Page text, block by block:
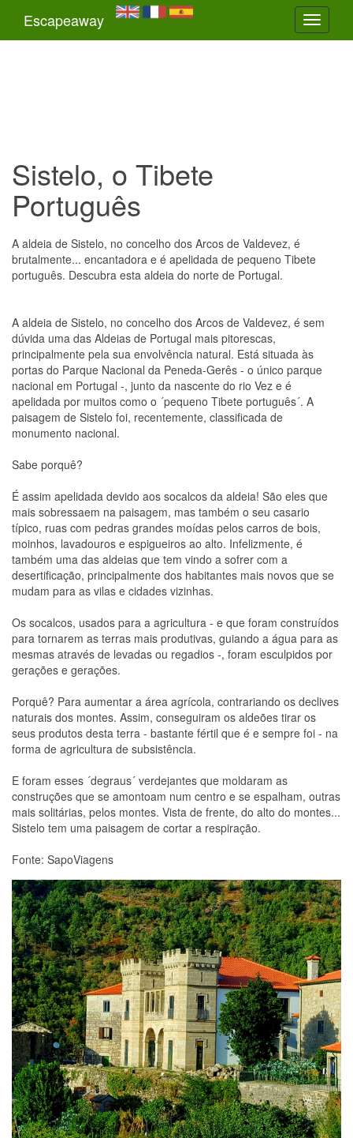
Toggle
Escapeaway
Sistelo, o Tibete
Português
A aldeia de Sistelo, no concelho dos Arcos de Valdevez, é
brutalmente... encantadora e é apelidada de pequeno Tibete
português. Descubra esta aldeia do norte de Portugal.
A aldeia de Sistelo, no concelho dos Arcos de Valdevez, é sem
dúvida uma das Aldeias de Portugal mais pitorescas,
principalmente pela sua envolvência natural. Está situada às
portas do Parque Nacional da Peneda-Gerês - o único parque
nacional em Portugal -, junto da nascente do rio Vez e é
apelidada por muitos como o ´pequeno Tibete português´. A
paisagem de Sistelo foi, recentemente, classificada de
monumento nacional.
Sabe porquê?
É assim apelidada devido aos socalcos da aldeia! São eles que
mais sobressaem na paisagem, mas também o seu casario
típico, ruas com pedras grandes moídas pelos carros de bois,
moinhos, lavadouros e espigueiros ao alto. Infelizmente, é
também uma das aldeias que tem vindo a sofrer com a
desertificação, principalmente dos habitantes mais novos que se
mudam para as vilas e cidades vizinhas.
Os socalcos, usados para a agricultura - e que foram construídos
para tornarem as terras mais produtivas, guiando a água para as
mesmas através de levadas ou regadios -, foram esculpidos por
gerações e gerações.
Porquê? Para aumentar a área agrícola, contrariando os declives
naturais dos montes. Assim, conseguiram os aldeões tirar os
seus produtos desta terra - bastante fértil que é e sempre foi - na
forma de agricultura de subsistência.
E foram esses ´degraus´ verdejantes que moldaram as
construções que se amontoam num centro e se espalham, outras
mais solitárias, pelos montes. Vista de frente, do alto do montes...
Sistelo tem uma paisagem de cortar a respiração.
Fonte: SapoViagens